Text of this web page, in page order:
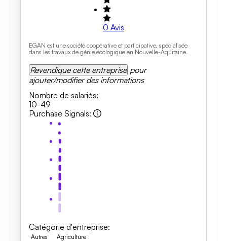
0 Avis
EGAN est une société coopérative et participative, spécialisée
dans les travaux de génie écologique en Nouvelle-Aquitaine.
Revendique cette entreprise pour
ajouter/modifier des informations
Nombre de salariés:
10-49
Purchase Signals:
Catégorie d'entreprise:
Autres Agriculture